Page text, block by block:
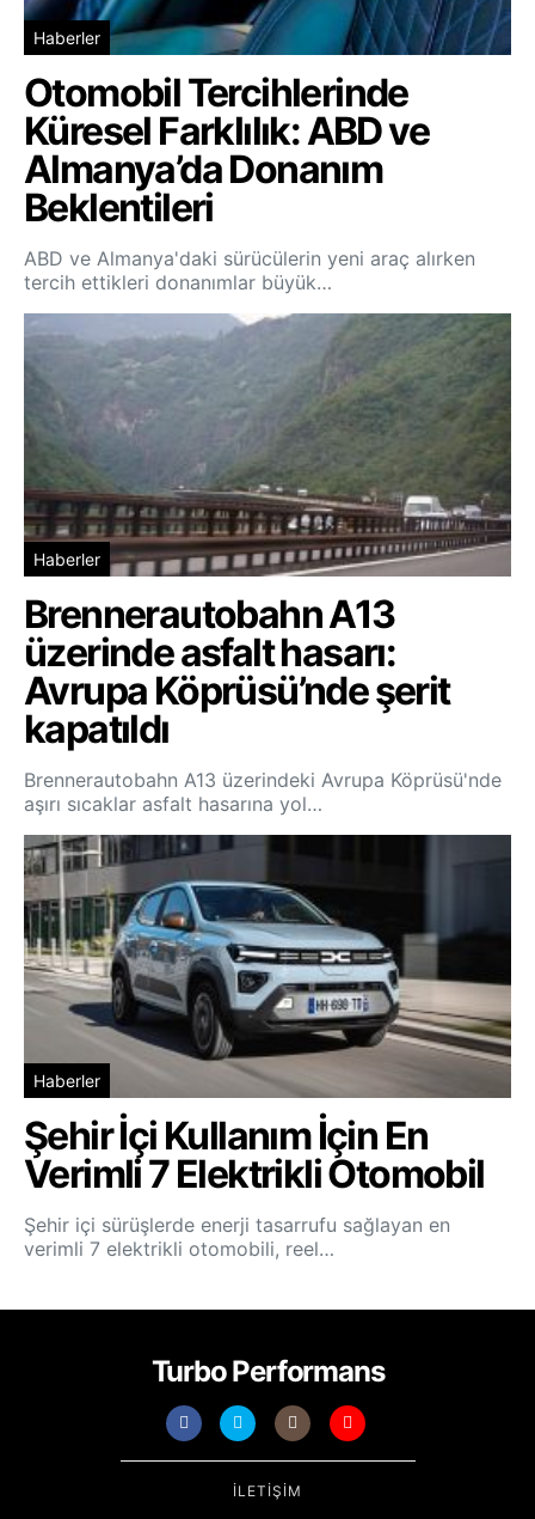
Haberler
Otomobil Tercihlerinde
Küresel Farklılık: ABD ve
Almanya’da Donanım
Beklentileri
ABD ve Almanya'daki sürücülerin yeni araç alırken
tercih ettikleri donanımlar büyük…
Haberler
Brennerautobahn A13
üzerinde asfalt hasarı:
Avrupa Köprüsü’nde şerit
kapatıldı
Brennerautobahn A13 üzerindeki Avrupa Köprüsü'nde
aşırı sıcaklar asfalt hasarına yol…
Haberler
Şehir İçi Kullanım İçin En
Verimli 7 Elektrikli Otomobil
Şehir içi sürüşlerde enerji tasarrufu sağlayan en
verimli 7 elektrikli otomobili, reel…
Turbo Performans
İLETIŞIM